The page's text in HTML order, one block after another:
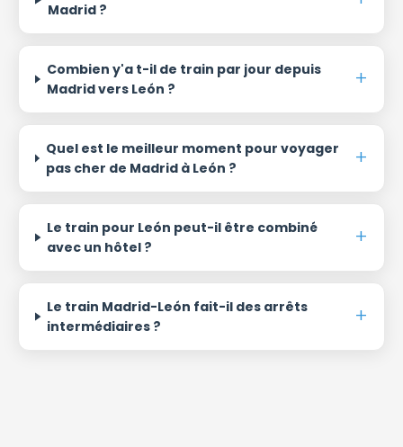
Madrid ?
Combien y'a t-il de train par jour depuis
Madrid vers León ?
Quel est le meilleur moment pour voyager
pas cher de Madrid à León ?
Le train pour León peut-il être combiné
avec un hôtel ?
Le train Madrid-León fait-il des arrêts
intermédiaires ?